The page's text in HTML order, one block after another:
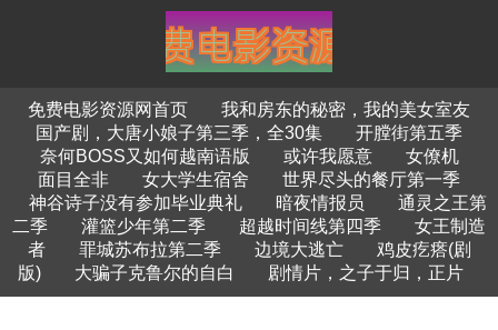
免费电影资源网首页
我和房东的秘密，我的美女室友
国产剧，大唐小娘子第三季，全30集
开膛街第五季
奈何BOSS又如何越南语版
或许我愿意
女僚机
面目全非
女大学生宿舍
世界尽头的餐厅第一季
神谷诗子没有参加毕业典礼
暗夜情报员
通灵之王第
二季
灌篮少年第二季 超越时间线第四季
女王制造
者
罪城苏布拉第二季 边境大逃亡
鸡皮疙瘩(剧
版)
大骗子克鲁尔的自白 剧情片，之子于归，正片